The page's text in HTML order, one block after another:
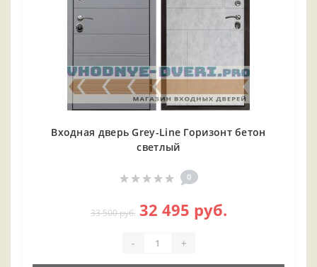
Входная дверь Grey-Line Горизонт бетон
светлый
0
33 500 руб. 32 495 руб.
- +